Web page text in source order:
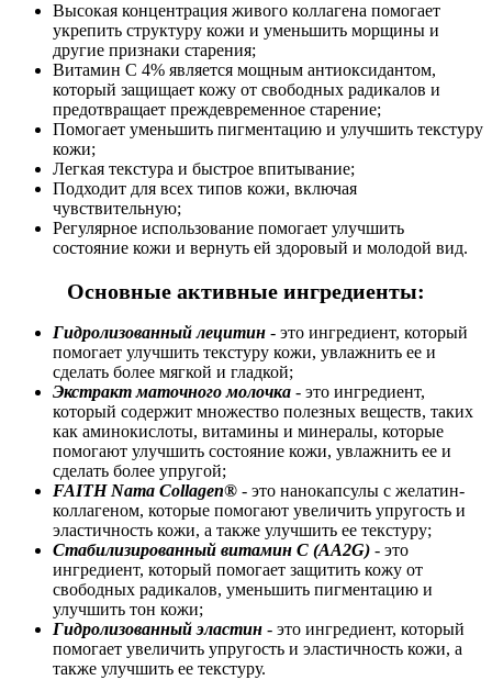
Высокая концентрация живого коллагена помогает
укрепить структуру кожи и уменьшить морщины и
другие признаки старения;
Витамин С 4% является мощным антиоксидантом,
который защищает кожу от свободных радикалов и
предотвращает преждевременное старение;
Помогает уменьшить пигментацию и улучшить текстуру
кожи;
Легкая текстура и быстрое впитывание;
Подходит для всех типов кожи, включая
чувствительную;
Регулярное использование помогает улучшить
состояние кожи и вернуть ей здоровый и молодой вид.
Основные активные ингредиенты:
Гидролизованный лецитин - это ингредиент, который
помогает улучшить текстуру кожи, увлажнить ее и
сделать более мягкой и гладкой;
Экстракт маточного молочка - это ингредиент,
который содержит множество полезных веществ, таких
как аминокислоты, витамины и минералы, которые
помогают улучшить состояние кожи, увлажнить ее и
сделать более упругой;
FAITH Nama Collagen® - это нанокапсулы с желатин-
коллагеном, которые помогают увеличить упругость и
эластичность кожи, а также улучшить ее текстуру;
Стабилизированный витамин С (AA2G) - это
ингредиент, который помогает защитить кожу от
свободных радикалов, уменьшить пигментацию и
улучшить тон кожи;
Гидролизованный эластин - это ингредиент, который
помогает увеличить упругость и эластичность кожи, а
также улучшить ее текстуру.